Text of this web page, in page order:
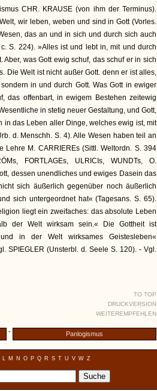
CHR. KRAUSE (von ihm der Terminus).
wir leben, weben und sind in Gott (Vorles.
das an und in sich und durch sich auch
S. 224). »Alles ist und lebt in, mit und durch
Aber, was Gott ewig schuf, das schuf er in sich
Die Welt ist nicht außer Gott. denn er ist alles,
in und durch Gott. Was Gott in ewiger
das offenbart, in ewigem Bestehen zeitewig
in stetig neuer Gestaltung, und Gott,
in das Leben aller Dinge, welches ewig ist, mit
d. Menschh. S. 4). Alle Wesen haben teil an
Lehre M. CARRIEREs (Sittl. Weltordn. S. 394
FORTLAGEs, ULRICIs, WUNDTs, O.
dessen unendliches und ewiges Dasein das
sich äußerlich gegenüber noch äußerlich
sich untergeordnet hat« (Tagesans. S. 65).
liegt ein zweifaches: das absolute Leben
der Welt wirksam sein.« Die Gottheit ist
in der Welt wirksames Geistesleben«
SPIEGLER (Unsterbl. d. Seele S. 120). - Vgl.
TO TOP
DRUCKVERSION
WEITEREMPFEHLEN
- Panlogismus
L M N O P Q R S T U V W Z